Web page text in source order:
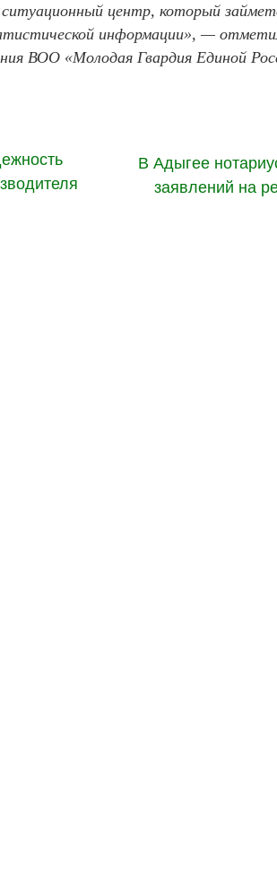
центр, который
информации», —
ВОО «Молодая Гвардия Единой
В Адыгее
заявлений на